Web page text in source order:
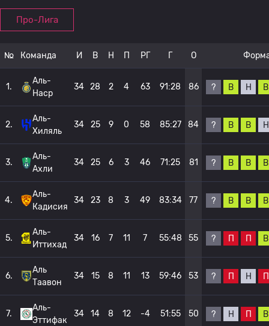
Про-Лига
№ Команда И В Н П РГ Г О
1.
Аль-
Наср
34 28 2 4 63 91:28 86 ? В Н В
2.
Аль-
Хиляль
34 25 9 0 58 85:27 84 ? В В Н
3.
Аль-
Ахли
34 25 6 3 46 71:25 81 ? В В В
4.
Аль-
Кадисия
34 23 8 3 49 83:34 77 ? В В В
5.
Аль-
Иттихад
34 16 7 11 7 55:48 55 ? П П В
6.
Аль
Таавон
34 15 8 11 13 59:46 53 ? П Н П
7.
Аль-
Эттифак
34 14 8 12 -4 51:55 50 ? Н П В